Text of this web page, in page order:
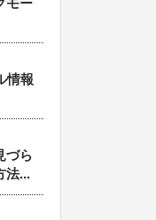
情報
づら
法...